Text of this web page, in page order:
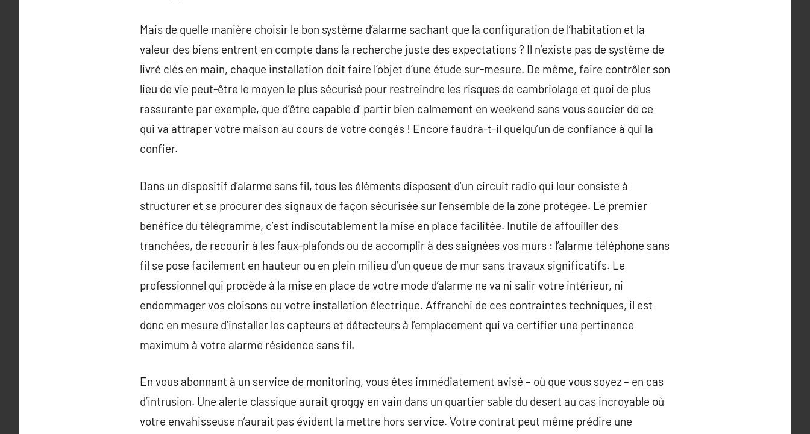
Mais de quelle manière choisir le bon système d’alarme sachant que la configuration de l’habitation et la
valeur des biens entrent en compte dans la recherche juste des expectations ? Il n’existe pas de système de
livré clés en main, chaque installation doit faire l’objet d’une étude sur-mesure. De même, faire contrôler son
lieu de vie peut-être le moyen le plus sécurisé pour restreindre les risques de cambriolage et quoi de plus
rassurante par exemple, que d’être capable d’ partir bien calmement en weekend sans vous soucier de ce
qui va attraper votre maison au cours de votre congés ! Encore faudra-t-il quelqu’un de confiance à qui la
confier.
Dans un dispositif d’alarme sans fil, tous les éléments disposent d’un circuit radio qui leur consiste à
structurer et se procurer des signaux de façon sécurisée sur l’ensemble de la zone protégée. Le premier
bénéfice du télégramme, c’est indiscutablement la mise en place facilitée. Inutile de affouiller des
tranchées, de recourir à les faux-plafonds ou de accomplir à des saignées vos murs : l’alarme téléphone sans
fil se pose facilement en hauteur ou en plein milieu d’un queue de mur sans travaux significatifs. Le
professionnel qui procède à la mise en place de votre mode d’alarme ne va ni salir votre intérieur, ni
endommager vos cloisons ou votre installation électrique. Affranchi de ces contraintes techniques, il est
donc en mesure d’installer les capteurs et détecteurs à l’emplacement qui va certifier une pertinence
maximum à votre alarme résidence sans fil.
En vous abonnant à un service de monitoring, vous êtes immédiatement avisé – où que vous soyez – en cas
d’intrusion. Une alerte classique aurait groggy en vain dans un quartier sable du desert au cas incroyable où
votre envahisseuse n’aurait pas évident la mettre hors service. Votre contrat peut même prédire une